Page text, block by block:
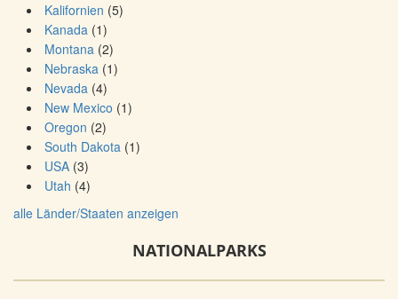
Kalifornien (5)
Kanada (1)
Montana (2)
Nebraska (1)
Nevada (4)
New Mexico (1)
Oregon (2)
South Dakota (1)
USA (3)
Utah (4)
alle Länder/Staaten anzeigen
NATIONALPARKS